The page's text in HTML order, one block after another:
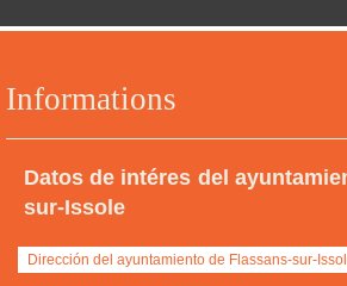
Informations
Datos de intéres del
sur-Issole
Dirección del ayuntamiento de Flassans-sur-